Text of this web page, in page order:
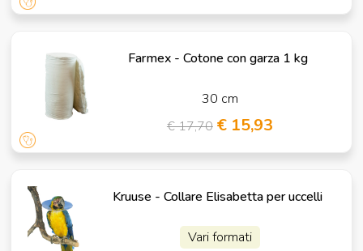
Farmex - Cotone con garza 1 kg
30 cm
€ 17,70 € 15,93
Kruuse - Collare Elisabetta per uccelli
Vari formati